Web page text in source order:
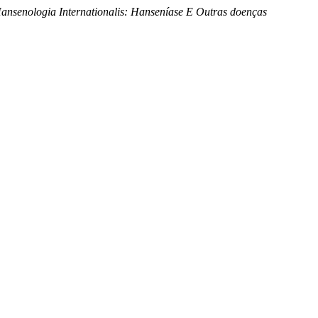
Internationalis: Hanseníase E Outras doenças